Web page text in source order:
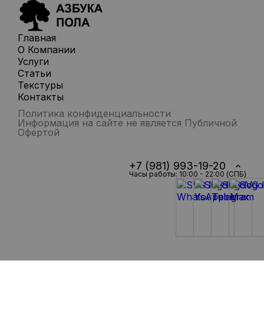
Главная
О Компании
Услуги
Статьи
Текстуры
Контакты
Политика конфиденциальности
Информация на сайте не является Публичной
Офертой
+7 (981) 993-19-20
Часы работы: 10:00 - 22:00 (СПБ)